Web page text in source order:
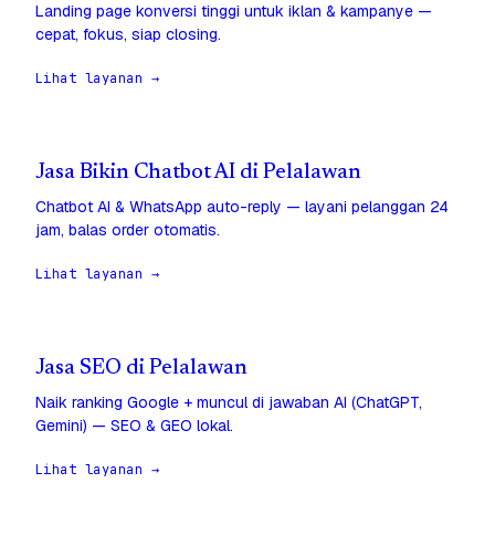
Landing page konversi tinggi untuk iklan & kampanye —
cepat, fokus, siap closing.
Lihat layanan →
Jasa Bikin Chatbot AI di Pelalawan
Chatbot AI & WhatsApp auto-reply — layani pelanggan 24
jam, balas order otomatis.
Lihat layanan →
Jasa SEO di Pelalawan
Naik ranking Google + muncul di jawaban AI (ChatGPT,
Gemini) — SEO & GEO lokal.
Lihat layanan →